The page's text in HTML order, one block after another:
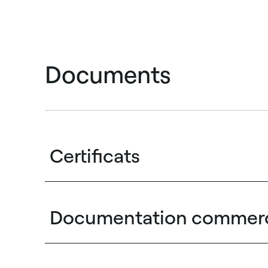
Documents
Certificats
Documentation